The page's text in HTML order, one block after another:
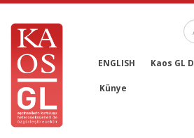
ENGLISH Kaos GL
Künye